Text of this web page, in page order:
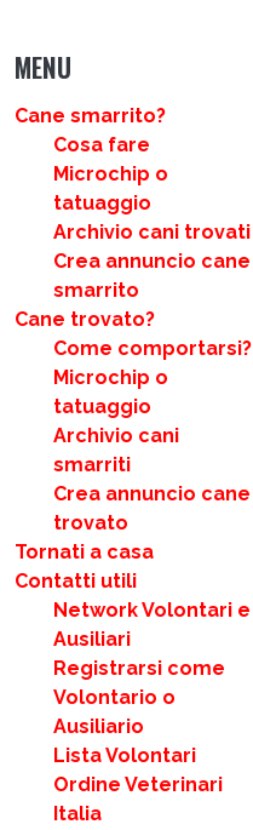
MENU
Cane smarrito?
Cosa fare
Microchip o
tatuaggio
Archivio cani trovati
Crea annuncio cane
smarrito
Cane trovato?
Come comportarsi?
Microchip o
tatuaggio
Archivio cani
smarriti
Crea annuncio cane
trovato
Tornati a casa
Contatti utili
Network Volontari e
Ausiliari
Registrarsi come
Volontario o
Ausiliario
Lista Volontari
Ordine Veterinari
Italia